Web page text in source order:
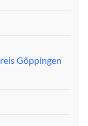
Göppingen